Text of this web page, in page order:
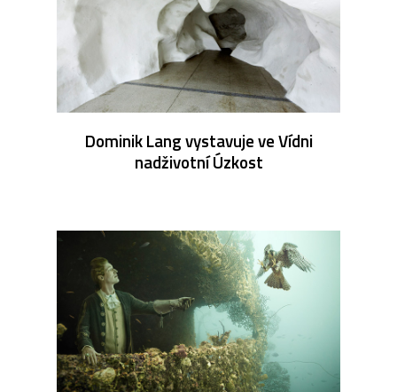
Dominik Lang vystavuje ve Vídni
nadživotní Úzkost